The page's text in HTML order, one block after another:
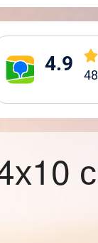
4.9 48